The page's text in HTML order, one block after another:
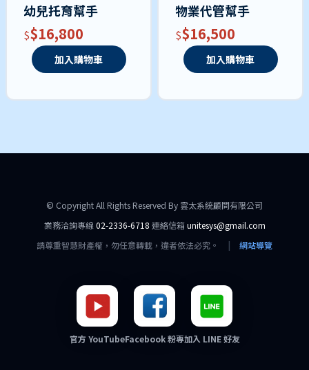
幼兒托育幫手
$16,800
加入購物車
物業代管幫手
$16,500
加入購物車
© Copyright All Rights Reserved By 雲太系統顧問有限公司
業務洽詢專線 02-2336-6718 連絡信箱unitesys@gmail.com
請尊重智慧財產權，勿任意轉載，違者依法必究。
| 網站導覽
官方 YouTubeFacebook 粉專加入 LINE 好友